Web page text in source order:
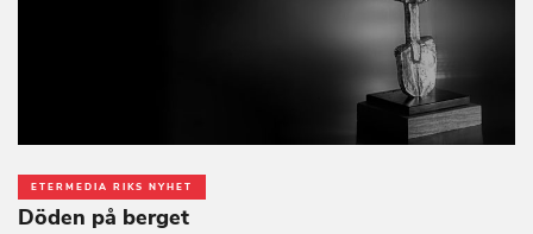
ETERMEDIA RIKS NYHET
Döden på berget